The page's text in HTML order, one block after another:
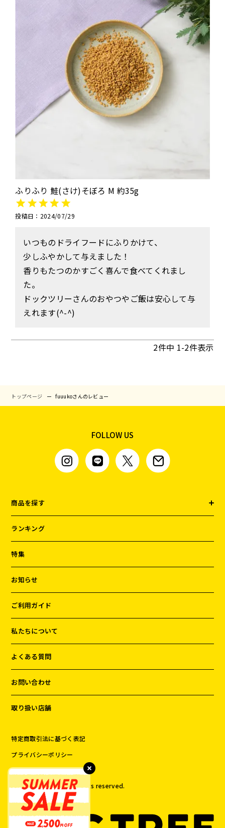
お試しセット 大容量
アウトレット 補助食品
ふりふり 鮭(さけ)そぼろ M 約35g
投稿日 2024/07/29
いつものドライフードにふりかけて、
少しふやかして与えました！
香りもたつのかすごく喜んで食べてくれまし
た。
ドックツリーさんのおやつやご飯は安心して与
えれます(^-^)
2件中 1-2件表示
トップページ fuuukoさんのレビュー
FOLLOW US
商品を探す
ランキング
特集
お知らせ
ご利用ガイド
私たちについて
よくある質問
お問い合わせ
取り扱い店舗
特定商取引法に基づく表記
プライバシーポリシー
©️2026DOG TREE All rights reserved.